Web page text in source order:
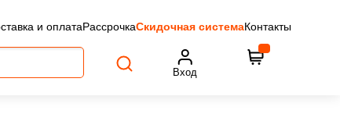
и оплатаРассрочкаСкидочная системаКонтакты
Вход